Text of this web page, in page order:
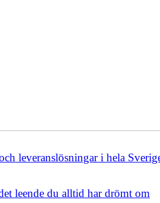
leveranslösningar i hela
leende du alltid har drömt om